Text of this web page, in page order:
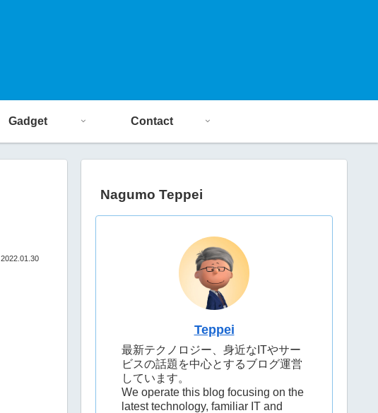
Gadget Contact
2022.01.30
Nagumo Teppei
Teppei
最新テクノロジー、身近なITやサー
ビスの話題を中心とするブログ運営
しています。
We operate this blog focusing on the
latest technology, familiar IT and